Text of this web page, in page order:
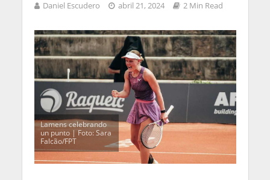
Daniel Escudero abril 21, 2024 2 Min Read
Lamens celebrando
un punto | Foto: Sara
Falcão/FPT